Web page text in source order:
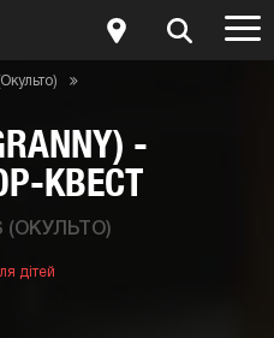
для дітей
-
КВЕСТ
(ОКУЛЬТО)
дітей